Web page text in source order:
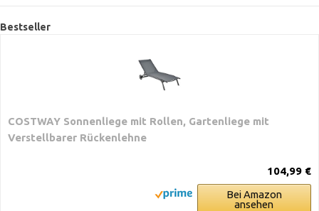
Bestseller
COSTWAY Sonnenliege mit Rollen, Gartenliege mit
Verstellbarer Rückenlehne
104,99 €
Bei Amazon
ansehen